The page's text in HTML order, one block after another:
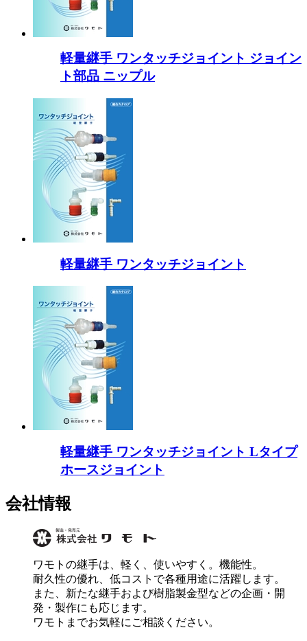
軽量継手 ワンタッチジョイント ジョイン
ト部品 ニップル
軽量継手 ワンタッチジョイント
軽量継手 ワンタッチジョイント Lタイプ
ホースジョイント
会社情報
ワモトの継手は、軽く、使いやすく。機能性。
耐久性の優れ、低コストで各種用途に活躍します。
また、新たな継手および樹脂製金型などの企画・開
発・製作にも応じます。
ワモトまでお気軽にご相談ください。